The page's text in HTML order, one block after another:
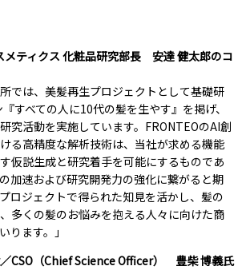
ティクス 化粧品研究部長 安達 健太郎のコ
所では、美髪再生プロジェクトとして基礎研
すべての人に10代の髪を生やす』を掲げ、
究活動を実施しています。FRONTEOのAI創
る高精度な解析技術は、当社が求める機能
仮説生成と研究着手を可能にするものであ
加速および研究開発力の強化に繋がると期
ロジェクトで得られた知見を活かし、髪の
多くの髪のお悩みを抱える人々に向けた商
ります。」
CSO（Chief Science Officer） 豊柴 博義氏